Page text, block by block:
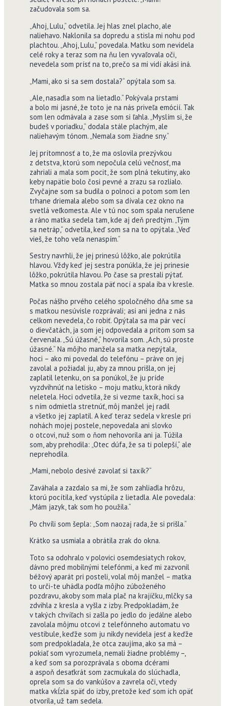
začudovala som sa.
„Ahoj, Lulu,“ odvetila. Jej hlas znel placho, ale
naliehavo. Naklonila sa dopredu a stisla mi nohu pod
plachtou. „Ahoj, Lulu,“ povedala. Matku som nevidela
celé roky a teraz som na ňu len vyvaľovala oči,
nevedela som prísť na to, prečo sa mi vidí akási iná.
„Mami, ako si sa sem dostala?“ opýtala som sa.
„Ale, nasadla som na lietadlo.“ Pokývala prstami
a bolo mi jasné, že toto je na nás priveľa emócií. Tak
som len odmávala a zase som si ľahla. „Myslím si, že
budeš v poriadku,“ dodala stále plachým, ale
naliehavým tónom. „Nemala som žiadne sny.“
Jej prítomnosť a to, že ma oslovila prezývkou
z detstva, ktorú som nepočula celú večnosť, ma
zahriali a mala som pocit, že som plná tekutiny, ako
keby napätie bolo čosi pevné a zrazu sa rozlialo.
Zvyčajne som sa budila o polnoci a potom som len
trhane driemala alebo som sa dívala cez okno na
svetlá veľkomesta. Ale v tú noc som spala nerušene
a ráno matka sedela tam, kde aj deň predtým. „Tým
sa netráp,“ odvetila, keď som sa na to opýtala. „Veď
vieš, že toho veľa nenaspím.“
Sestry navrhli, že jej prinesú lôžko, ale pokrútila
hlavou. Vždy keď jej sestra ponúkla, že jej prinesie
lôžko, pokrútila hlavou. Po čase sa prestali pýtať.
Matka so mnou zostala päť nocí a spala iba v kresle.
Počas nášho prvého celého spoločného dňa sme sa
s matkou nesúvisle rozprávali; asi ani jedna z nás
celkom nevedela, čo robiť. Opýtala sa ma pár vecí
o dievčatách, ja som jej odpovedala a pritom som sa
červenala. „Sú úžasné,“ hovorila som. „Ach, sú proste
úžasné.“ Na môjho manžela sa matka nepýtala,
hoci – ako mi povedal do telefónu – práve on jej
zavolal a požiadal ju, aby za mnou prišla, on jej
zaplatil letenku, on sa ponúkol, že ju príde
vyzdvihnúť na letisko – moju matku, ktorá nikdy
neletela. Hoci odvetila, že si vezme taxík, hoci sa
s ním odmietla stretnúť, môj manžel jej radil
a všetko jej zaplatil. A keď teraz sedela v kresle pri
nohách mojej postele, nepovedala ani slovko
o otcovi, nuž som o ňom nehovorila ani ja. Túžila
som, aby prehodila: „Otec dúfa, že sa ti polepší,“ ale
neprehodila.
„Mami, nebolo desivé zavolať si taxík?“
Zaváhala a zazdalo sa mi, že som zahliadla hrôzu,
ktorú pocítila, keď vystúpila z lietadla. Ale povedala:
„Mám jazyk, tak som ho použila.“
Po chvíli som šepla: „Som naozaj rada, že si prišla.“
Krátko sa usmiala a obrátila zrak do okna.
Toto sa odohralo v polovici osemdesiatych rokov,
dávno pred mobilnými telefónmi, a keď mi zazvonil
béžový aparát pri posteli, volal môj manžel – matka
to urči-te uhádla podľa môjho zúboženého
pozdravu, akoby som mala plač na krajíčku, mlčky sa
zdvihla z kresla a vyšla z izby. Predpokladám, že
v takých chvíľach si zašla po jedlo do jedálne alebo
zavolala môjmu otcovi z telefónneho automatu vo
vestibule, keďže som ju nikdy nevidela jesť a keďže
som predpokladala, že otca zaujíma, ako sa má –
pokiaľ som vyrozumela, nemali žiadne problémy –,
a keď som sa porozprávala s oboma dcérami
a aspoň desaťkrát som zacmukala do slúchadla,
oprela som sa do vankúšov a zavrela oči, vtedy
matka vkĺzla späť do izby, pretože keď som ich opäť
otvorila, už tam sedela.